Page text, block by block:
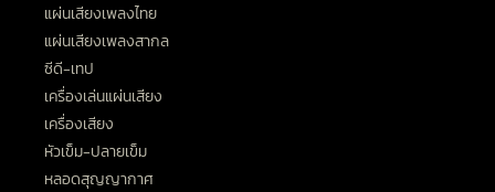
แผ่นเสียงเพลงไทย
แผ่นเสียงเพลงสากล
ซีดี-เทป
เครื่องเล่นแผ่นเสียง
เครื่องเสียง
หัวเข็ม-ปลายเข็ม
หลอดสุญญากาศ